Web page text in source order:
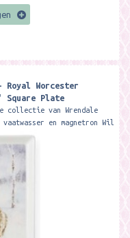
Worcester
Plate
collectie van Wrendale
en magnetron Wil